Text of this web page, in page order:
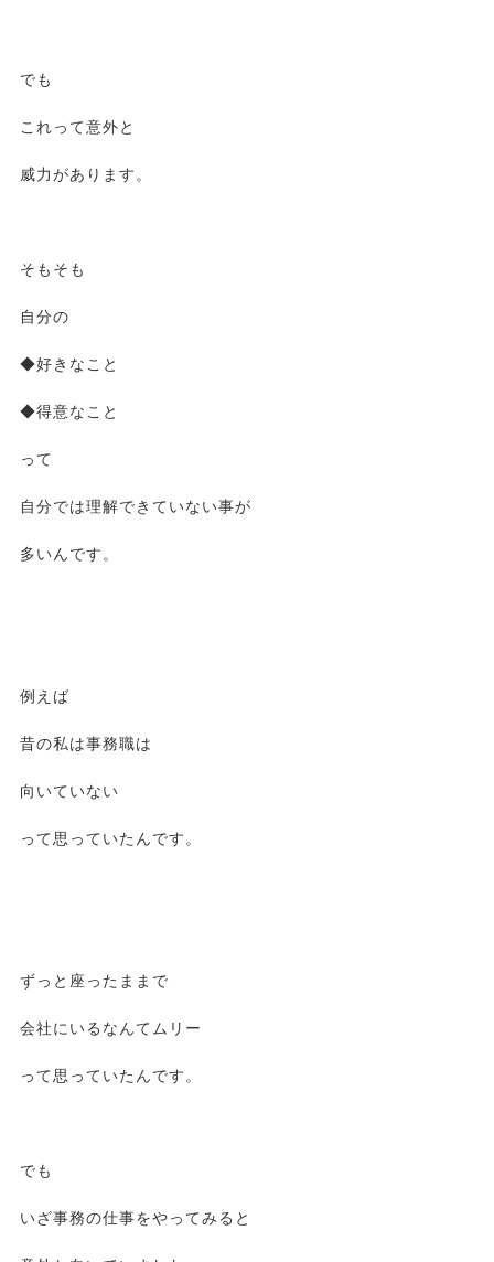
でも
これって意外と
威力があります。
そもそも
自分の
◆好きなこと
◆得意なこと
って
自分では理解できていない事が
多いんです。
例えば
昔の私は事務職は
向いていない
って思っていたんです。
ずっと座ったままで
会社にいるなんてムリー
って思っていたんです。
でも
いざ事務の仕事をやってみると